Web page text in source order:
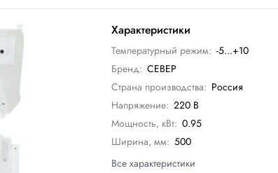
Характеристики
Температурный режим: -5...+10
Бренд: СЕВЕР
Страна производства: Россия
Напряжение: 220 В
Мощность, кВт: 0.95
Ширина, мм: 500
Все характеристики